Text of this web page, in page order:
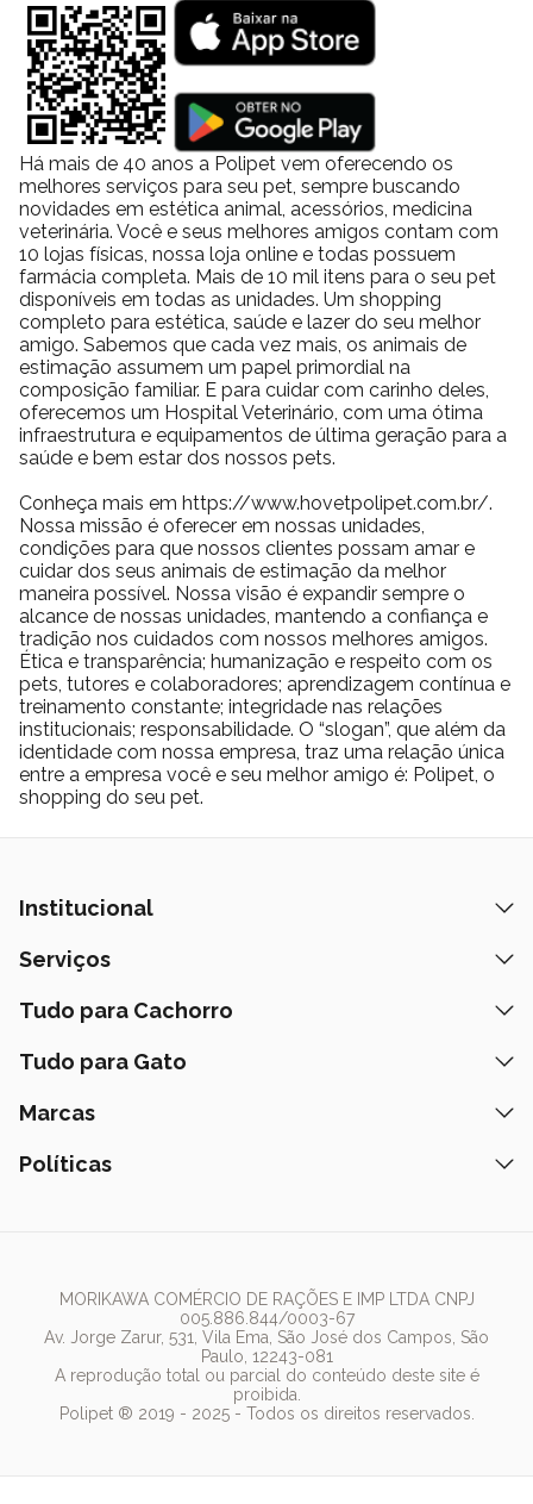
Há mais de 40 anos a Polipet vem oferecendo os
melhores serviços para seu pet, sempre buscando
novidades em estética animal, acessórios, medicina
veterinária. Você e seus melhores amigos contam com
10 lojas físicas, nossa loja online e todas possuem
farmácia completa. Mais de 10 mil itens para o seu pet
disponíveis em todas as unidades. Um shopping
completo para estética, saúde e lazer do seu melhor
amigo. Sabemos que cada vez mais, os animais de
estimação assumem um papel primordial na
composição familiar. E para cuidar com carinho deles,
oferecemos um Hospital Veterinário, com uma ótima
infraestrutura e equipamentos de última geração para a
saúde e bem estar dos nossos pets.
Conheça mais em https://www.hovetpolipet.com.br/.
Nossa missão é oferecer em nossas unidades,
condições para que nossos clientes possam amar e
cuidar dos seus animais de estimação da melhor
maneira possível. Nossa visão é expandir sempre o
alcance de nossas unidades, mantendo a confiança e
tradição nos cuidados com nossos melhores amigos.
Ética e transparência; humanização e respeito com os
pets, tutores e colaboradores; aprendizagem contínua e
treinamento constante; integridade nas relações
institucionais; responsabilidade. O “slogan”, que além da
identidade com nossa empresa, traz uma relação única
entre a empresa você e seu melhor amigo é: Polipet, o
shopping do seu pet.
Institucional
Quem Somos
Prazos de Entrega
Fale Conosco
Lista de Desejos
Serviços
Banho e Tosa
Peça pelo Delivery
Assinatura Polipet
Tudo para Cachorro
Ração
Coleiras
Tudo para Gato
Ração
Marcas
Nexgard
Pedigree
Whiskas
Dog Chow
Royal Canin
Políticas
MORIKAWA COMÉRCIO DE RAÇÕES E IMP LTDA CNPJ
005.886.844/0003-67
Av. Jorge Zarur, 531, Vila Ema, São José dos Campos, São
Paulo, 12243-081
A reprodução total ou parcial do conteúdo deste site é
proibida.
Polipet ® 2019 - 2025 - Todos os direitos reservados.